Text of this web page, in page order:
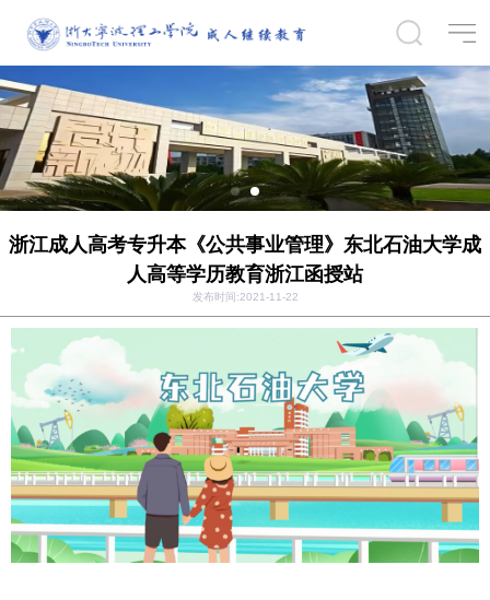
浙江成人高考专升本《公共事业管理》东北石油大学成
人高等学历教育浙江函授站
发布时间:2021-11-22